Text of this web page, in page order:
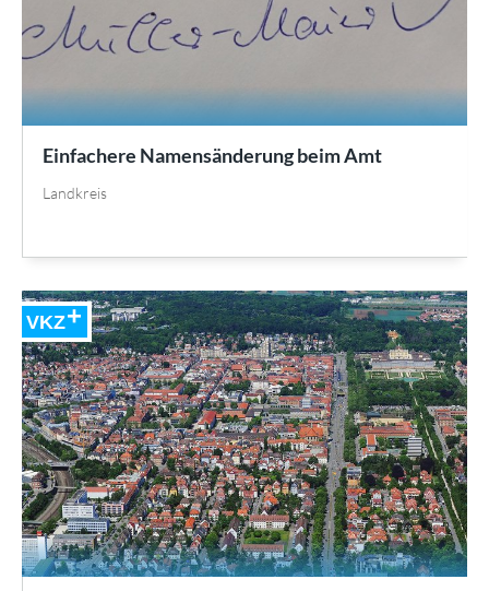
Einfachere Namensänderung beim Amt
Landkreis
VKZ